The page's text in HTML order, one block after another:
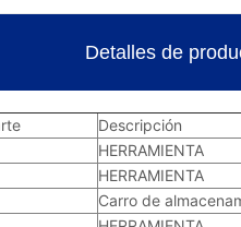
Detalles de